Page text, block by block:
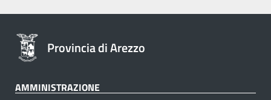
Provincia di Arezzo
AMMINISTRAZIONE